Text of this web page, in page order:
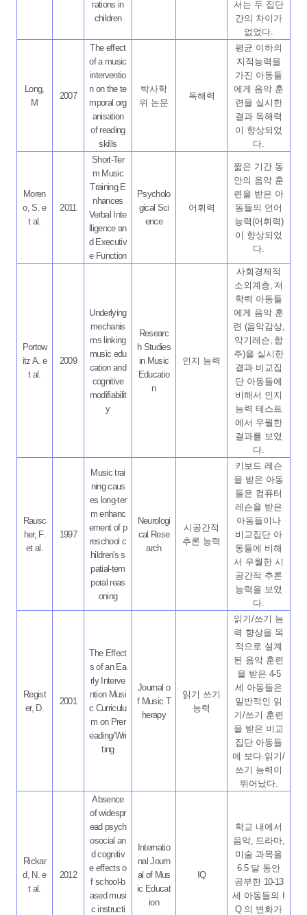
rations in
children
서는 두 집단
간의 차이가
없었다.
Long,
M
2007
The effect
of a music
interventio
n on the te
mporal org
anisation
of reading
skills
박사학
위 논문
독해력
평균 이하의
지적능력을
가진 아동들
에게 음악 훈
련을 실시한
결과 독해력
이 향상되었
다.
Moren
o, S. e
t al.
2011
Short-Ter
m Music
Training E
nhances
Verbal Inte
lligence an
d Executiv
e Function
Psycholo
gical Sci
ence
어휘력
짧은 기간 동
안의 음악 훈
련을 받은 아
동들의 언어
능력(어휘력)
이 향상되었
다.
Portow
itz A. e
t al.
2009
Underlying
mechanis
ms linking
music edu
cation and
cognitive
modifiabilit
y
Researc
h Studies
in Music
Educatio
n
인지 능력
사회경제적
소외계층, 저
학력 아동들
에게 음악 훈
련 (음악감상,
악기레슨, 합
주)을 실시한
결과 비교집
단 아동들에
비해서 인지
능력 테스트
에서 우월한
결과를 보였
다.
Rausc
her, F.
et al.
1997
Music trai
ning caus
es long-ter
m enhanc
ement of p
reschool c
hildren's s
patial-tem
poral reas
oning
Neurologi
cal Rese
arch
시공간적
추론 능력
키보드 레슨
을 받은 아동
들은 컴퓨터
레슨을 받은
아동들이나
비교집단 아
동들에 비해
서 우월한 시
공간적 추론
능력을 보였
다.
Regist
er, D.
2001
The Effect
s of an Ea
rly Interve
ntion Musi
c Curriculu
m on Prer
eading/Wri
ting
Journal o
f Music T
herapy
읽기 쓰기
능력
읽기/쓰기 능
력 향상을 목
적으로 설계
된 음악 훈련
을 받은 4-5
세 아동들은
일반적인 읽
기/쓰기 훈련
을 받은 비교
집단 아동들
에 보다 읽기/
쓰기 능력이
뛰어났다.
Rickar
d, N. e
t al.
2012
Absence
of widespr
ead psych
osocial an
d cognitiv
e effects o
f school-b
ased musi
c instructi
Internatio
nal Journ
al of Mus
ic Educat
ion
IQ
학교 내에서
음악, 드라마,
미술 과목을
6.5 달 동안
공부한 10-13
세 아동들의
Q 의 변화가